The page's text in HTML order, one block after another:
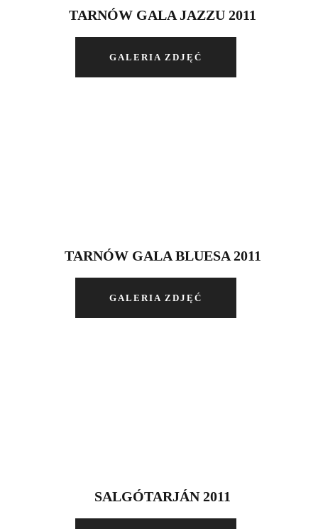
TARNÓW GALA JAZZU 2011
GALERIA ZDJĘĆ
TARNÓW GALA BLUESA 2011
GALERIA ZDJĘĆ
SALGÓTARJÁN 2011